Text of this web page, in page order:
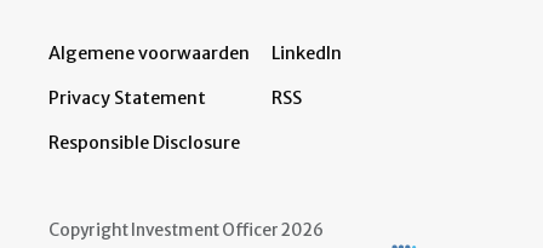
Algemene voorwaarden
Privacy Statement
Responsible Disclosure
LinkedIn
RSS
Copyright Investment Officer 2026